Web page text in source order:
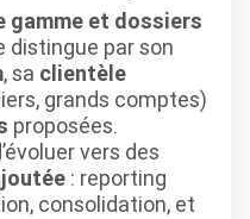
gamme et dossiers
distingue par son
, sa clientèle
grands comptes)
proposées.
vers des
: reporting
consolidation, et